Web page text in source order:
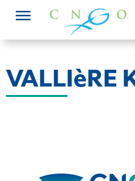
VALLIèRE